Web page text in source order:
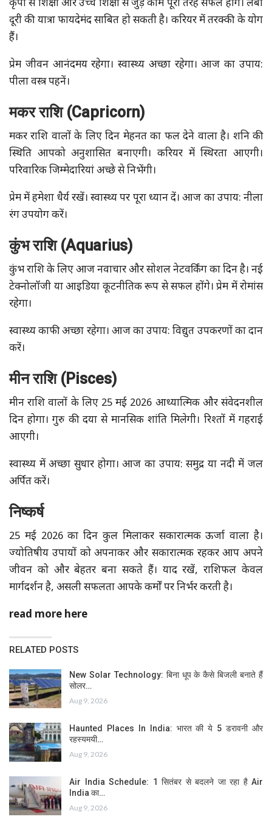
कृपा से शिक्षा और उच्च शिक्षा से जुड़े काम पूरी तरह सफल होंगे। लंबी
दूरी की यात्रा फायदेमंद साबित हो सकती है। करियर में तरक्की के योग
हैं।
प्रेम जीवन आनंदमय रहेगा। स्वास्थ्य अच्छा रहेगा। आज का उपाय:
पीला वस्त्र पहनें।
मकर राशि (Capricorn)
मकर राशि वालों के लिए दिन मेहनत का फल देने वाला है। शनि की
स्थिति आपको अनुशासित बनाएगी। करियर में स्थिरता आएगी।
परिवारिक जिम्मेदारियां अच्छे से निभेंगी।
प्रेम में हमेशा धैर्य रखें। स्वास्थ्य पर पूरा ध्यान दें। आज का उपाय: नीला
रंग उपयोग करें।
कुंभ राशि (Aquarius)
कुंभ राशि के लिए आज नवाचार और सोशल नेटवर्किंग का दिन है। नई
टेक्नोलॉजी या आइडिया कूटनीतिक रूप से सफल होंगे। प्रेम में रोमांस
रहेगा।
स्वास्थ्य काफी अच्छा रहेगा। आज का उपाय: विद्युत उपकरणों का दान
करें।
मीन राशि (Pisces)
मीन राशि वालों के लिए 25 मई 2026 आध्यात्मिक और संवेदनशील
दिन होगा। गुरु की दया से मानसिक शांति मिलेगी। रिश्तों में गहराई
आएगी।
स्वास्थ्य में अच्छा सुधार होगा। आज का उपाय: समुद्र या नदी में जल
अर्पित करें।
निष्कर्ष
25 मई 2026 का दिन कुल मिलाकर सकारात्मक ऊर्जा वाला है।
ज्योतिषीय उपायों को अपनाकर और सकारात्मक रहकर आप अपने
जीवन को और बेहतर बना सकते हैं। याद रखें, राशिफल केवल
मार्गदर्शन है, असली सफलता आपके कर्मों पर निर्भर करती है।
read more here
RELATED POSTS
New Solar Technology: बिना धूप के कैसे बिजली बनाते हैं
सोलर…
Aug 9, 2026
Haunted Places In India: भारत की ये 5 डरावनी और
रहस्यमयी…
Aug 9, 2026
Air India Schedule: 1 सितंबर से बदलने जा रहा है Air
India का…
Aug 9, 2026